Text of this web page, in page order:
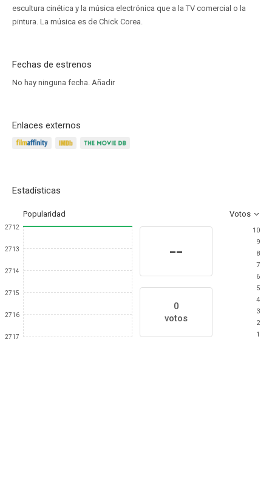
escultura cinética y la música electrónica que a la TV comercial o la
pintura. La música es de Chick Corea.
Fechas de estrenos
No hay ninguna fecha. Añadir
Enlaces externos
Estadísticas
Popularidad Votos
2712
2713
2714
2715
2716
2717
--
0
votos
10
9
8
7
6
5
4
3
2
1